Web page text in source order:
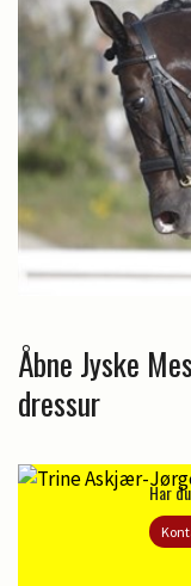
Åbne Jyske
dressur
Har